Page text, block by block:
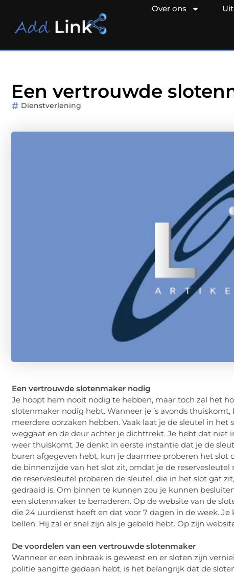
Over ons
Een vertrouwde
Dienstverlening
Een vertrouwde slotenmaker nodig
Je hoopt hem nooit nodig te hebben, maar toch zal het
slotenmaker nodig hebt. Wanneer je ’s avonds
meerdere oorzaken hebben. Vaak laat je de sleutel in het
weggaat en de deur achter je dichttrekt. Je hebt dat niet
weer thuiskomt. Je denkt in eerste instantie dat je de
buren afgegeven hebt, kun je daarmee proberen het
de binnenzijde van het slot zit, omdat je de
de reservesleutel proberen de sleutel, die in het slot gat
gedraaid is. Om binnen te kunnen zou je kunnen
een slotenmaker te benaderen. Op de website van de
die 24 uurdienst heeft en dat voor 7 dagen in de week.
bellen. Hij zal er snel zijn als je gebeld hebt. Op zijn
De voordelen van een vertrouwde slotenmaker
Wanneer er een inbraak is geweest en er sloten zijn
politie aangifte gedaan hebt, is het belangrijk dat de